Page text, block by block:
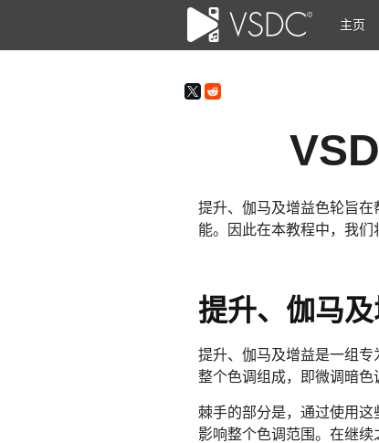
主页
提升、伽马及增益色轮旨
能。因此在本教程中，我们
提升、伽马及
提升、伽马及增益是一组
整个色调组成，即微调暗色
棘手的部分是，通过使用
影响整个色调范围。在继续